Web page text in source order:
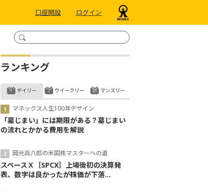
口座開設 ログイン
ランキング
デイリー
マネックス人生100年デザイン
「墓じまい」には期限がある？墓じまい
の流れとかかる費用を解説
岡元兵八郎の米国株マスターへの道
スペースＸ［SPCX］上場後初の決算発
表、数字は良かったが株価が下落...
ウイークリー マンスリー